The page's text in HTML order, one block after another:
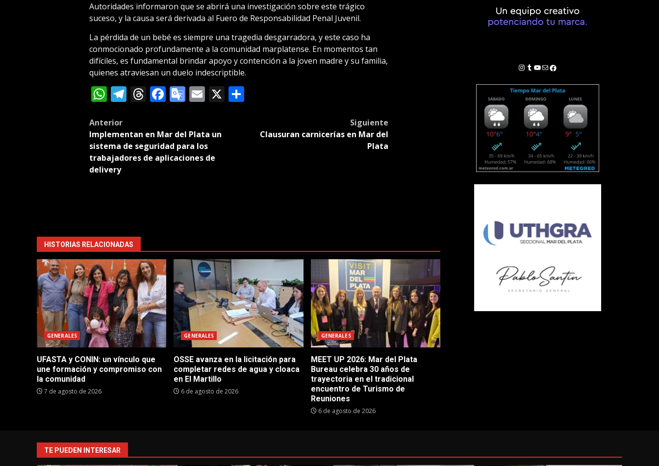
Autoridades informaron que se abrirá una investigación sobre este trágico
suceso, y la causa será derivada al Fuero de Responsabilidad Penal Juvenil.
La pérdida de un bebé es siempre una tragedia desgarradora, y este caso ha
conmocionado profundamente a la comunidad marplatense. En momentos tan
difíciles, es fundamental brindar apoyo y contención a la joven madre y su familia,
quienes atraviesan un duelo indescriptible.
WhatsApp
Telegram
Threads
Facebook
Google
Email
X Compartir
Post
navigation
Anterior
Implementan en Mar del Plata un
sistema de seguridad para los
trabajadores de aplicaciones de
delivery
Siguiente
Clausuran carnicerías en Mar del
Plata
HISTORIAS RELACIONADAS
GENERALES
UFASTA y CONIN: un vínculo que
une formación y compromiso con
la comunidad
7 de agosto de 2026
GENERALES
OSSE avanza en la licitación para
completar redes de agua y cloaca
en El Martillo
6 de agosto de 2026
GENERALES
MEET UP 2026: Mar del Plata
Bureau celebra 30 años de
trayectoria en el tradicional
encuentro de Turismo de
Reuniones
6 de agosto de 2026
Instagram
Tumblr
YouTube
Correo electrónico
Facebook
TE PUEDEN INTERESAR